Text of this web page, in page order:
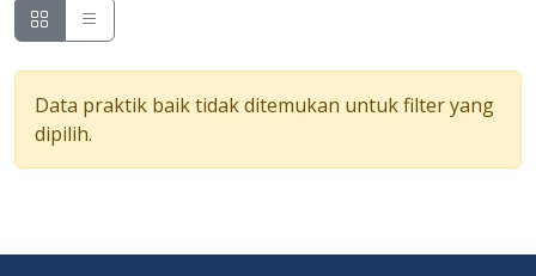
Data praktik baik tidak ditemukan untuk filter yang
dipilih.